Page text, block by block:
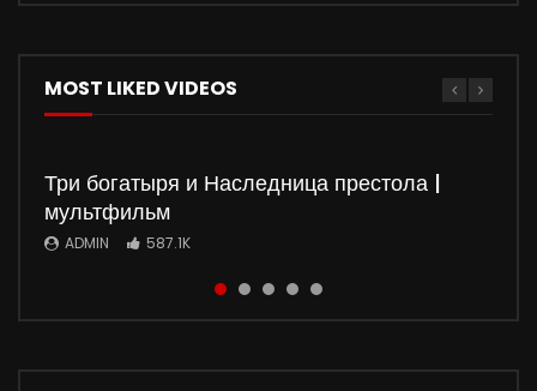
MOST LIKED VIDEOS
Три богатыря и Наследница престола |
мультфильм
ADMIN 587.1K